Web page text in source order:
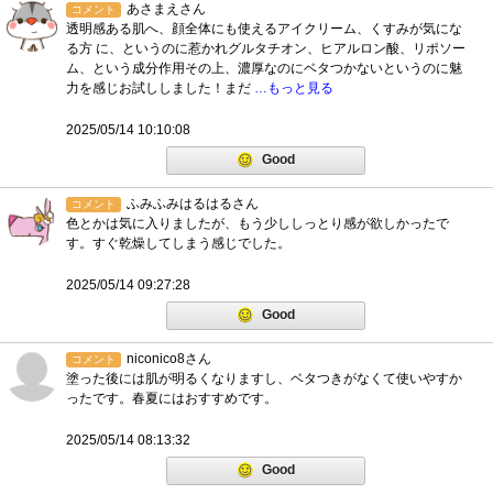
コメント
あさまえさん
透明感ある肌へ、顔全体にも使えるアイクリーム、くすみが気にな
る方 に、というのに惹かれグルタチオン、ヒアルロン酸、リポソー
ム、という成分作用その上、濃厚なのにベタつかないというのに魅
力を感じお試ししました！まだ …もっと見る
2025/05/14 10:10:08
Good
コメント
ふみふみはるはるさん
色とかは気に入りましたが、もう少ししっとり感が欲しかったで
す。すぐ乾燥してしまう感じでした。
2025/05/14 09:27:28
Good
コメント
niconico8さん
塗った後には肌が明るくなりますし、ベタつきがなくて使いやすか
ったです。春夏にはおすすめです。
2025/05/14 08:13:32
Good